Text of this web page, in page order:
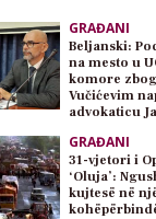
GRAĐANI
Beljanski:
na mesto u
komore
Vučićevim
advokaticu
GRAĐANI
31-vjetori i
‘Oluja’:
kujtesë në